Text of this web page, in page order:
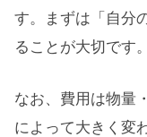
す。まずは「自分
ることが大切です。
なお、費用は物量
によって大きく変